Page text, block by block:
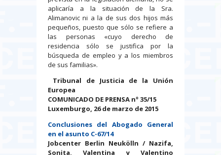
aplicaría a la situación de la Sra.
Alimanovic ni a la de sus dos hijos más
pequeños, puesto que sólo se refiere a
las personas «cuyo derecho de
residencia sólo se justifica por la
búsqueda de empleo y a los miembros
de sus familias».
Tribunal de Justicia de la Unión
Europea
COMUNICADO DE PRENSA nº 35/15
Luxemburgo, 26 de marzo de 2015
Conclusiones del Abogado General
en el asunto C-67/14
Jobcenter Berlin Neukölln / Nazifa,
Sonita, Valentina y Valentino